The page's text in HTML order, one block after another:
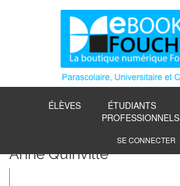
ÉLÈVES ÉTUDIANTS
PROFESSIONNELS
SE CONNECTER
Anne Quinville